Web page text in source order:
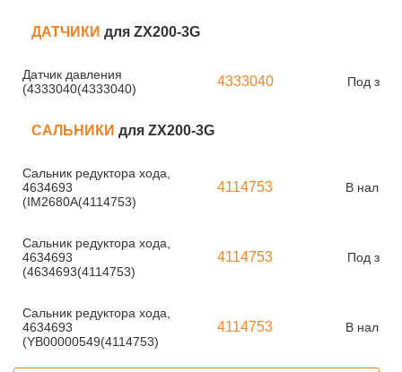
ДАТЧИКИ для ZX200-3G
Датчик давления
(4333040(4333040)
4333040 Под
САЛЬНИКИ для ZX200-3G
Сальник редуктора хода,
4634693
(IM2680A(4114753)
4114753 В
Сальник редуктора хода,
4634693
(4634693(4114753)
4114753 Под
Сальник редуктора хода,
4634693
(YB00000549(4114753)
4114753 В